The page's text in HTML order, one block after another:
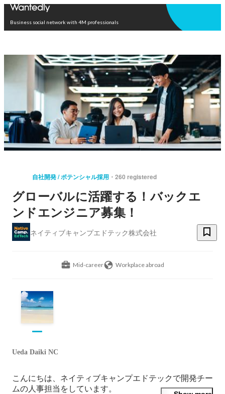
Business social network with 4M professionals
自社開発 / ポテンシャル採用 260 registered
グローバルに活躍する！バックエ
ンドエンジニア募集！
ネイティブキャンプエドテック株式会社
Mid-career Workplace abroad
Ueda Daiki NC
こんにちは、ネイティブキャンプエドテックで開発チー
ムの人事担当をしています。